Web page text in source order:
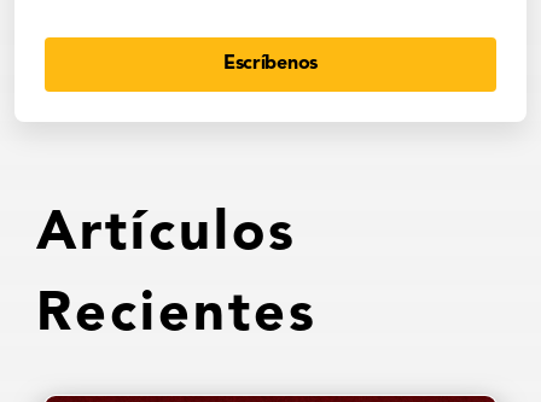
Escríbenos
Artículos
Recientes